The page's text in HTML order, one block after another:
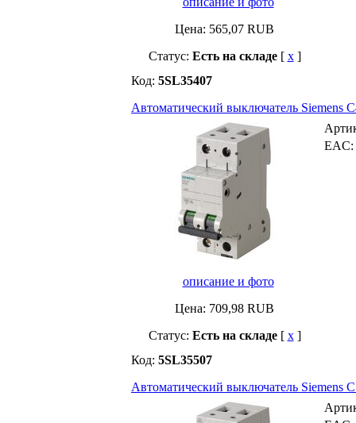
Цена: 565,07 RUB
Статус: Есть на складе[ x]
Код: 5SL35407
Автоматический выключатель Siemens
описание и фото
Цена: 709,98 RUB
Статус: Есть на складе[ x]
EAC:
Код: 5SL35507
Автоматический выключатель Siemens